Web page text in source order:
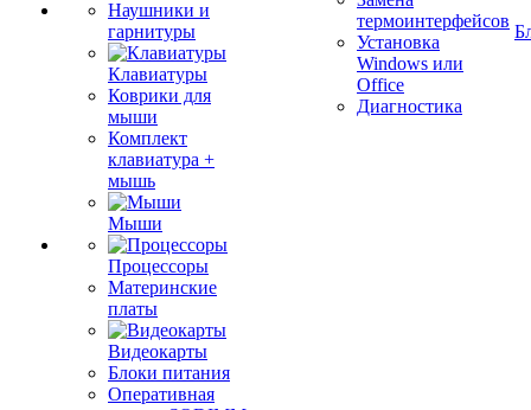
Наушники и
гарнитуры
Клавиатуры
Коврики для
мыши
Комплект
клавиатура +
мышь
Мыши
Процессоры
Материнские
платы
Видеокарты
Блоки питания
Оперативная
термоинтерфейсов
Установка
Windows или
Office
Диагностика